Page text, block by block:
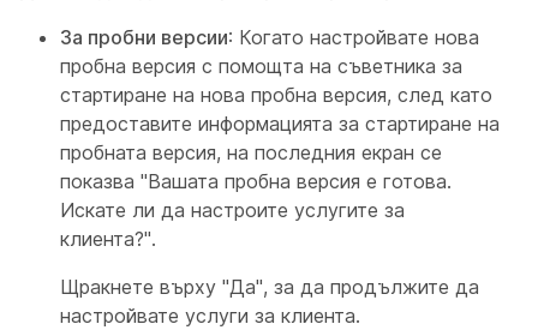
За пробни версии: Когато настройвате нова
пробна версия с помощта на съветника за
стартиране на нова пробна версия, след като
предоставите информацията за стартиране на
пробната версия, на последния екран се
показва "Вашата пробна версия е готова.
Искате ли да настроите услугите за
клиента?".
Щракнете върху "Да", за да продължите да
настройвате услуги за клиента.